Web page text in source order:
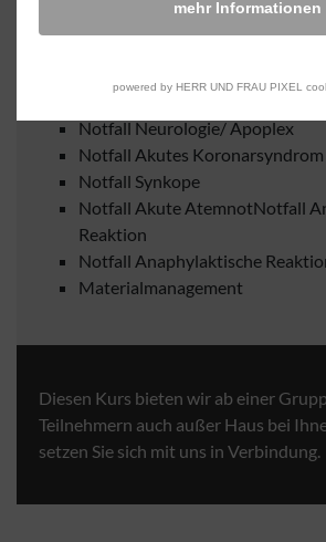
Notfall Neurologie/ Apoplex
Notfall Akutes Koronarsyndrom
Notfall Synkope
Notfall Akute AtemnotNotfall
Reaktion
Notfall Anaphylaktische
Materialmanagement
Diesen Kurs bieten wir ab einer
Teilnehmern auch außer Haus bei
setzen Sie sich mit uns in Verbindung.
mehr Informationen
powered by HERR UND FRAU PIXEL